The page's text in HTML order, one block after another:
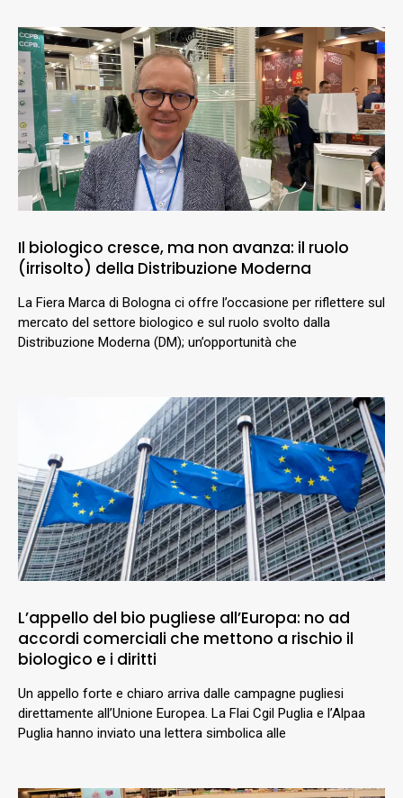
Il biologico cresce, ma non avanza: il ruolo
(irrisolto) della Distribuzione Moderna
La Fiera Marca di Bologna ci offre l’occasione per riflettere sul
mercato del settore biologico e sul ruolo svolto dalla
Distribuzione Moderna (DM); un’opportunità che
L’appello del bio pugliese all’Europa: no ad
accordi comerciali che mettono a rischio il
biologico e i diritti
Un appello forte e chiaro arriva dalle campagne pugliesi
direttamente all’Unione Europea. La Flai Cgil Puglia e l’Alpaa
Puglia hanno inviato una lettera simbolica alle